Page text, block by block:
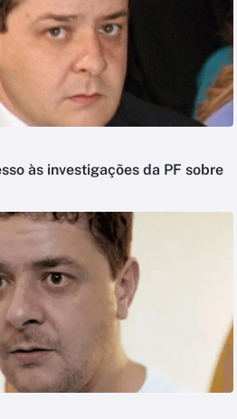
às investigações da PF sobre